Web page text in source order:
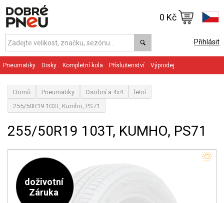
Přihlásit
0 Kč
Pneumatiky Disky Kompletní kola Příslušenství Výprodej
Domů Pneumatiky Osobní a 4x4
letní
255/50R19 103T, Kumho, PS71
255/50R19 103T, KUMHO, PS71
doživotní
Záruka